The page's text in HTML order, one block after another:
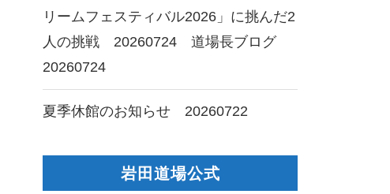
リームフェスティバル2026」に挑んだ2
人の挑戦 20260724 道場長ブログ
20260724
夏季休館のお知らせ 20260722
岩田道場公式